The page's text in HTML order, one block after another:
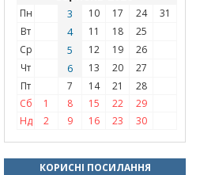
Пн 3 10 17 24
31
Вт
4 11 18
25
Ср
5 12 19
26
Чт
6 13 20
27
Пт
7 14 21
28
Сб
1 8 15 22
29
Нд
2 9 16 23 30
КОРИСНІ ПОСИЛАННЯ